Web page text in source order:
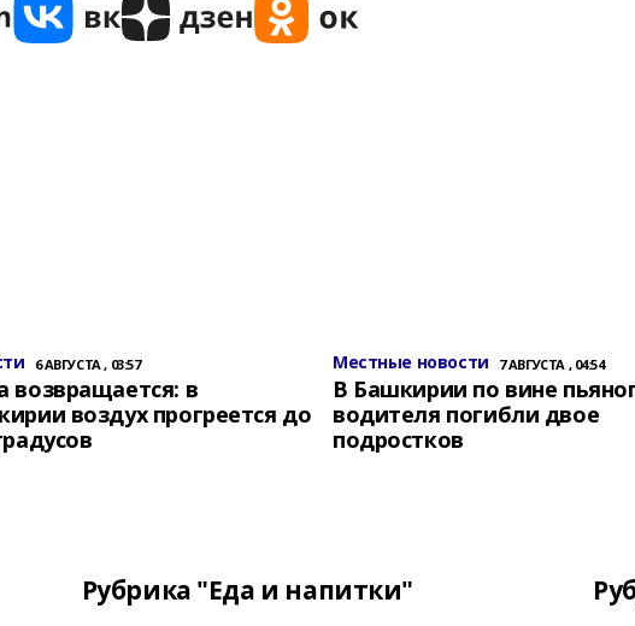
6 АВГУСТА , 03:57
возвращается: в
воздух прогреется до
Местные новости 7 АВГУСТА , 04:54
В Башкирии по вине
водителя погибли двое
подростков
Рубрика "Еда и напитки"